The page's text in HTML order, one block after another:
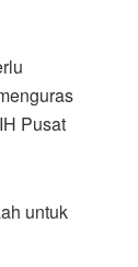
Pusat
untuk